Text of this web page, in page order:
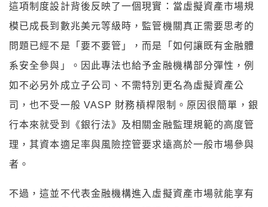
這項制度設計背後反映了一個現實：當虛擬資產市場規
模已成長到數兆美元等級時，監管機關真正需要思考的
問題已經不是「要不要管」，而是「如何讓既有金融體
系安全參與」。因此專法也給予金融機構部分彈性，例
如不必另外成立子公司、不需特別更名為虛擬資產公
司，也不受一般 VASP 財務槓桿限制。原因很簡單，銀
行本來就受到《銀行法》及相關金融監理規範的高度管
理，其資本適足率與風險控管要求遠高於一般市場參與
者。
不過，這並不代表金融機構進入虛擬資產市場就能享有